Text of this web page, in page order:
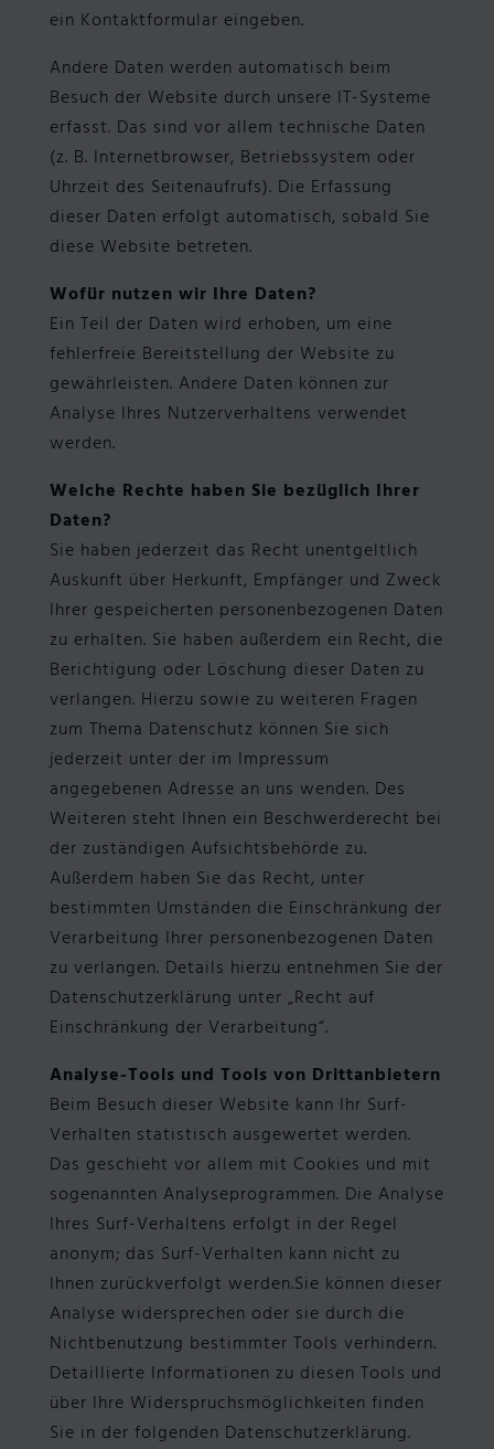
ein Kontaktformular eingeben.
Andere Daten werden automatisch beim
Besuch der Website durch unsere IT-Systeme
erfasst. Das sind vor allem technische Daten
(z. B. Internetbrowser, Betriebssystem oder
Uhrzeit des Seitenaufrufs). Die Erfassung
dieser Daten erfolgt automatisch, sobald Sie
diese Website betreten.
Wofür nutzen wir Ihre Daten?
Ein Teil der Daten wird erhoben, um eine
fehlerfreie Bereitstellung der Website zu
gewährleisten. Andere Daten können zur
Analyse Ihres Nutzerverhaltens verwendet
werden.
Welche Rechte haben Sie bezüglich Ihrer
Daten?
Sie haben jederzeit das Recht unentgeltlich
Auskunft über Herkunft, Empfänger und Zweck
Ihrer gespeicherten personenbezogenen Daten
zu erhalten. Sie haben außerdem ein Recht, die
Berichtigung oder Löschung dieser Daten zu
verlangen. Hierzu sowie zu weiteren Fragen
zum Thema Datenschutz können Sie sich
jederzeit unter der im Impressum
angegebenen Adresse an uns wenden. Des
Weiteren steht Ihnen ein Beschwerderecht bei
der zuständigen Aufsichtsbehörde zu.
Außerdem haben Sie das Recht, unter
bestimmten Umständen die Einschränkung der
Verarbeitung Ihrer personenbezogenen Daten
zu verlangen. Details hierzu entnehmen Sie der
Datenschutzerklärung unter „Recht auf
Einschränkung der Verarbeitung“.
Analyse-Tools und Tools von Drittanbietern
Beim Besuch dieser Website kann Ihr Surf-
Verhalten statistisch ausgewertet werden.
Das geschieht vor allem mit Cookies und mit
sogenannten Analyseprogrammen. Die Analyse
Ihres Surf-Verhaltens erfolgt in der Regel
anonym; das Surf-Verhalten kann nicht zu
Ihnen zurückverfolgt werden.Sie können dieser
Analyse widersprechen oder sie durch die
Nichtbenutzung bestimmter Tools verhindern.
Detaillierte Informationen zu diesen Tools und
über Ihre Widerspruchsmöglichkeiten finden
Sie in der folgenden Datenschutzerklärung.